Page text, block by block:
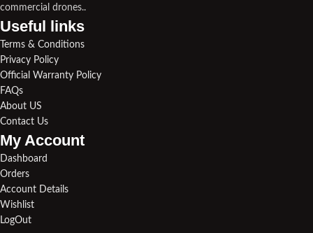
commercial drones..
Useful links​
Terms & Conditions
Privacy Policy
Official Warranty Policy
FAQs
About US
Contact Us
My Account
Dashboard
Orders
Account Details
Wishlist
LogOut